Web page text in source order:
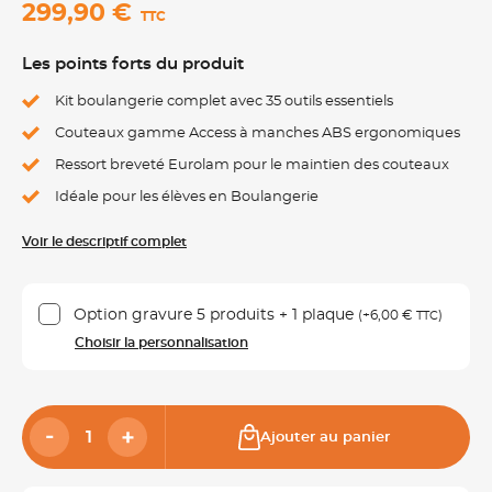
299,90 € TTC
Les points forts du produit
Kit boulangerie complet avec 35 outils essentiels
Couteaux gamme Access à manches ABS ergonomiques
Ressort breveté Eurolam pour le maintien des couteaux
Idéale pour les élèves en Boulangerie
Voir le descriptif complet
Option gravure 5 produits + 1 plaque (+6,00 € TTC)
Choisir la personnalisation
Ajouter au panier